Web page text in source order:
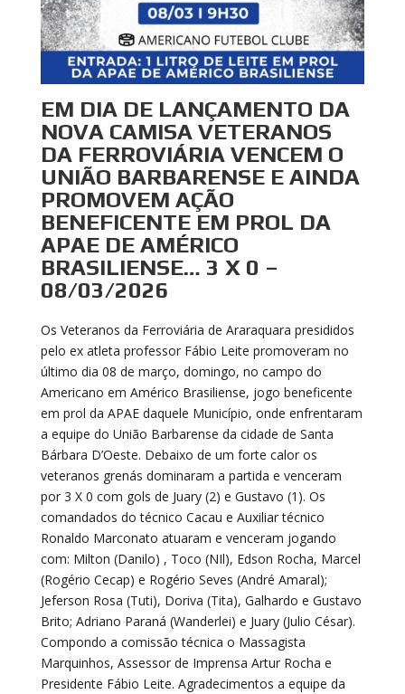
EM DIA DE LANÇAMENTO DA
NOVA CAMISA VETERANOS
DA FERROVIÁRIA VENCEM O
UNIÃO BARBARENSE E AINDA
PROMOVEM AÇÃO
BENEFICENTE EM PROL DA
APAE DE AMÉRICO
BRASILIENSE… 3 X 0 –
08/03/2026
Os Veteranos da Ferroviária de Araraquara presididos
pelo ex atleta professor Fábio Leite promoveram no
último dia 08 de março, domingo, no campo do
Americano em Américo Brasiliense, jogo beneficente
em prol da APAE daquele Município, onde enfrentaram
a equipe do União Barbarense da cidade de Santa
Bárbara D’Oeste. Debaixo de um forte calor os
veteranos grenás dominaram a partida e venceram
por 3 X 0 com gols de Juary (2) e Gustavo (1). Os
comandados do técnico Cacau e Auxiliar técnico
Ronaldo Marconato atuaram e venceram jogando
com: Milton (Danilo) , Toco (NIl), Edson Rocha, Marcel
(Rogério Cecap) e Rogério Seves (André Amaral);
Jeferson Rosa (Tuti), Doriva (Tita), Galhardo e Gustavo
Brito; Adriano Paraná (Wanderlei) e Juary (Julio César).
Compondo a comissão técnica o Massagista
Marquinhos, Assessor de Imprensa Artur Rocha e
Presidente Fábio Leite. Agradecimentos a equipe da